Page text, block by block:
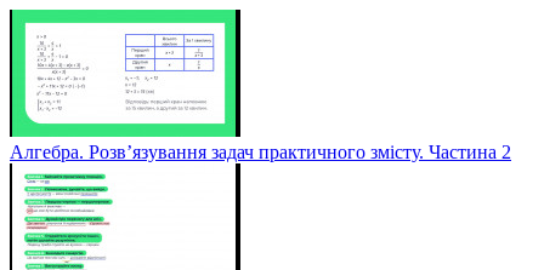
Алгебра. Розв’язування задач практичного змісту. Частина 2